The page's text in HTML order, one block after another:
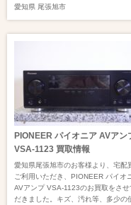
愛知県 尾張旭市
PIONEER パイオニア AVアン
VSA-1123 買取情報
愛知県尾張旭市のお客様より、宅配
ご利用いただき、PIONEER パイオ
AVアンプ VSA-1123のお買取をさせ
だきました。キズ、汚れ等、多少の